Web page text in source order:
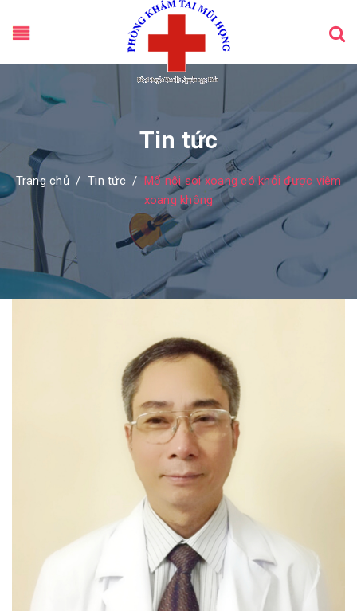
Tin tức
Trang chủ / Tin tức / Mổ nội soi xoang có khỏi được viêm
xoang không